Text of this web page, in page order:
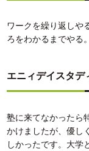
ワークを繰り返しや
ろをわかるまでやる。
エニィデイスタデ
塾に来てなかったら
かけましたが、優し
しかったです。大学